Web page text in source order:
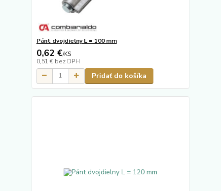
Pánt dvojdielny L = 100 mm
0,62 €/KS
0,51 € bez DPH
Pridať do košíka